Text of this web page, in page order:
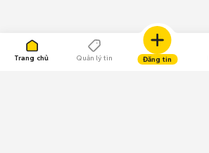
Trang chủ Quản lý tin Đăng tin